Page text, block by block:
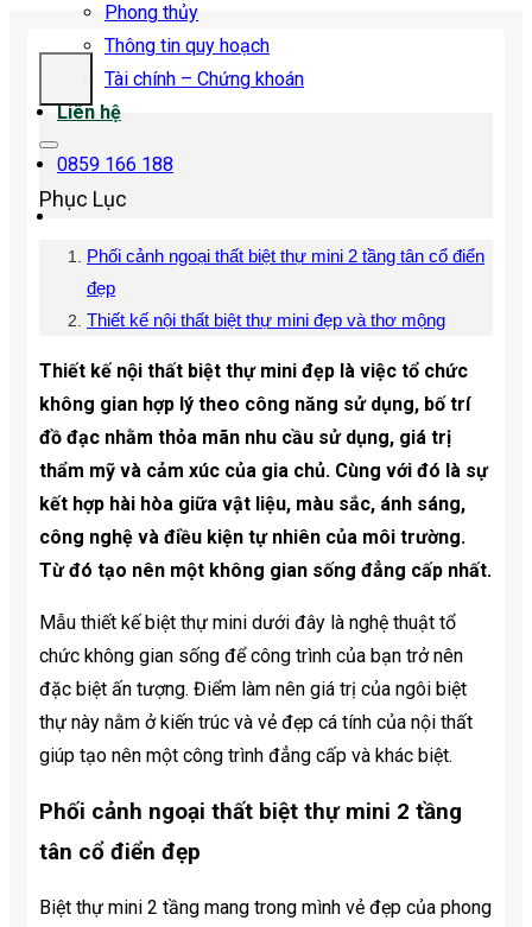
Phong thủy
Thông tin quy hoạch
Tài chính – Chứng khoán
Liên hệ
0859 166 188
Phục Lục
Phối cảnh ngoại thất biệt thự mini 2 tầng tân cổ điển
đẹp
Thiết kế nội thất biệt thự mini đẹp và thơ mộng
Thiết kế nội thất biệt thự mini đẹp là việc tổ chức
không gian hợp lý theo công năng sử dụng, bố trí
đồ đạc nhằm thỏa mãn nhu cầu sử dụng, giá trị
thẩm mỹ và cảm xúc của gia chủ. Cùng với đó là sự
kết hợp hài hòa giữa vật liệu, màu sắc, ánh sáng,
công nghệ và điều kiện tự nhiên của môi trường.
Từ đó tạo nên một không gian sống đẳng cấp nhất.
Mẫu thiết kế biệt thự mini dưới đây là nghệ thuật tổ
chức không gian sống để công trình của bạn trở nên
đặc biệt ấn tượng. Điểm làm nên giá trị của ngôi biệt
thự này nằm ở kiến ​​trúc và vẻ đẹp cá tính của nội thất
giúp tạo nên một công trình đẳng cấp và khác biệt.
Phối cảnh ngoại thất biệt thự mini 2 tầng
tân cổ điển đẹp
Biệt thự mini 2 tầng mang trong mình vẻ đẹp của phong